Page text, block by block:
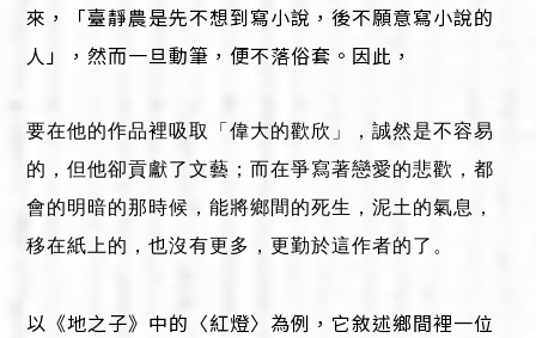
來，「臺靜農是先不想到寫小說，後不願意寫小說的
人」，然而一旦動筆，便不落俗套。因此，
要在他的作品裡吸取「偉大的歡欣」，誠然是不容易
的，但他卻貢獻了文藝；而在爭寫著戀愛的悲歡，都
會的明暗的那時候，能將鄉間的死生，泥土的氣息，
移在紙上的，也沒有更多，更勤於這作者的了。
以《地之子》中的〈紅燈〉為例，它敘述鄉間裡一位